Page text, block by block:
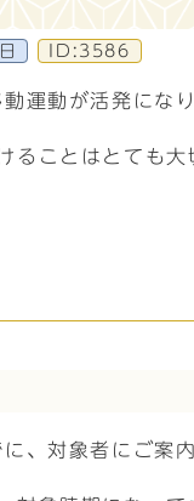
ID:3586
運動が活発にな
ることはとても大
、対象者にご案